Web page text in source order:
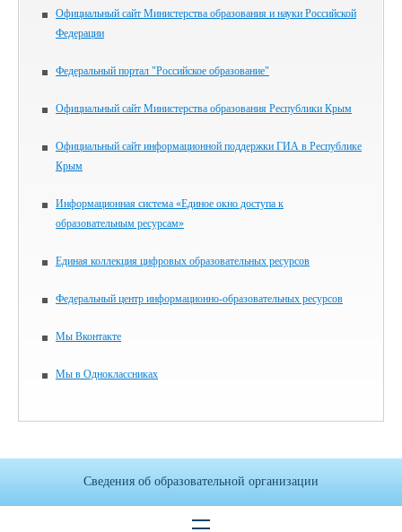
Официальный сайт Министерства образования и науки Российской
Федерации
Федеральный портал "Российское образование"
Официальный сайт Министерства образования Республики Крым
Официальный сайт информационной поддержки ГИА в Республике
Крым
Информационная система «Единое окно доступа к
образовательным ресурсам»
Единая коллекция цифровых образовательных ресурсов
Федеральный центр информационно-образовательных ресурсов
Мы Вконтакте
Мы в Одноклассниках
Сведения об образовательной организации